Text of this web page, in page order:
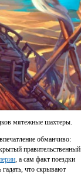
мятежные шахтеры.
обманчиво:
правительственный
, а сам факт поездки
что скрывают